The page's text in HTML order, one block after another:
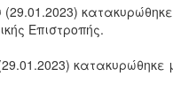
Επιστροπής.
κατακυρώθηκε